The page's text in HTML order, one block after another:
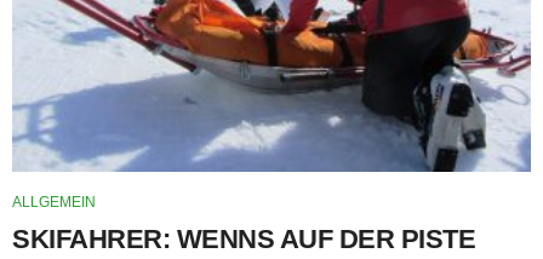
ALLGEMEIN
SKIFAHRER: WENNS AUF DER PISTE